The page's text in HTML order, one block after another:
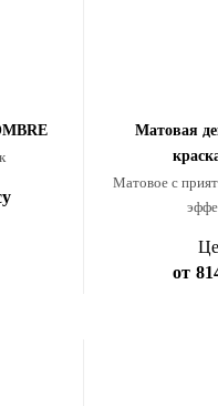
Матовая
Матовое с
от